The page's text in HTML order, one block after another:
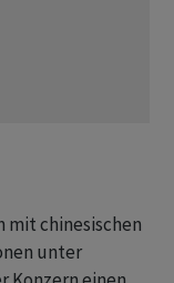
mit chinesischen
unter